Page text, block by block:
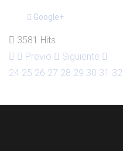
Google+
3581 Hits
Previo
Siguiente
24 25 26 27 28 29 30 31 32